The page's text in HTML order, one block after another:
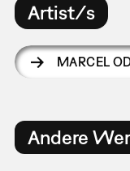
Artist/s
MARCEL
Andere